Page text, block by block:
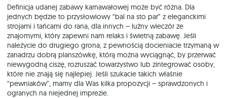
Definicja udanej zabawy karnawałowej może być różna. Dla
jednych będzie to przysłowiowy “bal na sto par” z eleganckimi
strojami i tańcami do rana, dla innych – luźny wieczór ze
znajomymi, który zapewni nam relaks i świetną zabawę. Jeśli
należycie do drugiego grona, z pewnością docieniacie trzymaną w
zanadrzu dobrą planszówkę, którą można wyciągnąć, by przerwać
niewygodną ciszę, rozruszać towarzystwo lub zintegrować osoby,
które nie znają się najlepiej. Jeśli szukacie takich właśnie
“pewniaków”, mamy dla Was kilka propozycji – sprawdzonych i
ogranych na niejednej imprezie.